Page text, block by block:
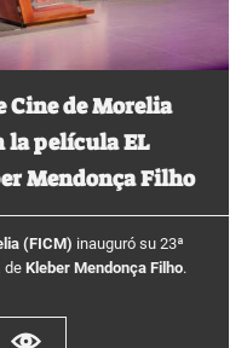
Cine de Morelia
la película EL
Mendonça Filho
(FICM) inauguró su 23ª
de Kleber Mendonça Filho.